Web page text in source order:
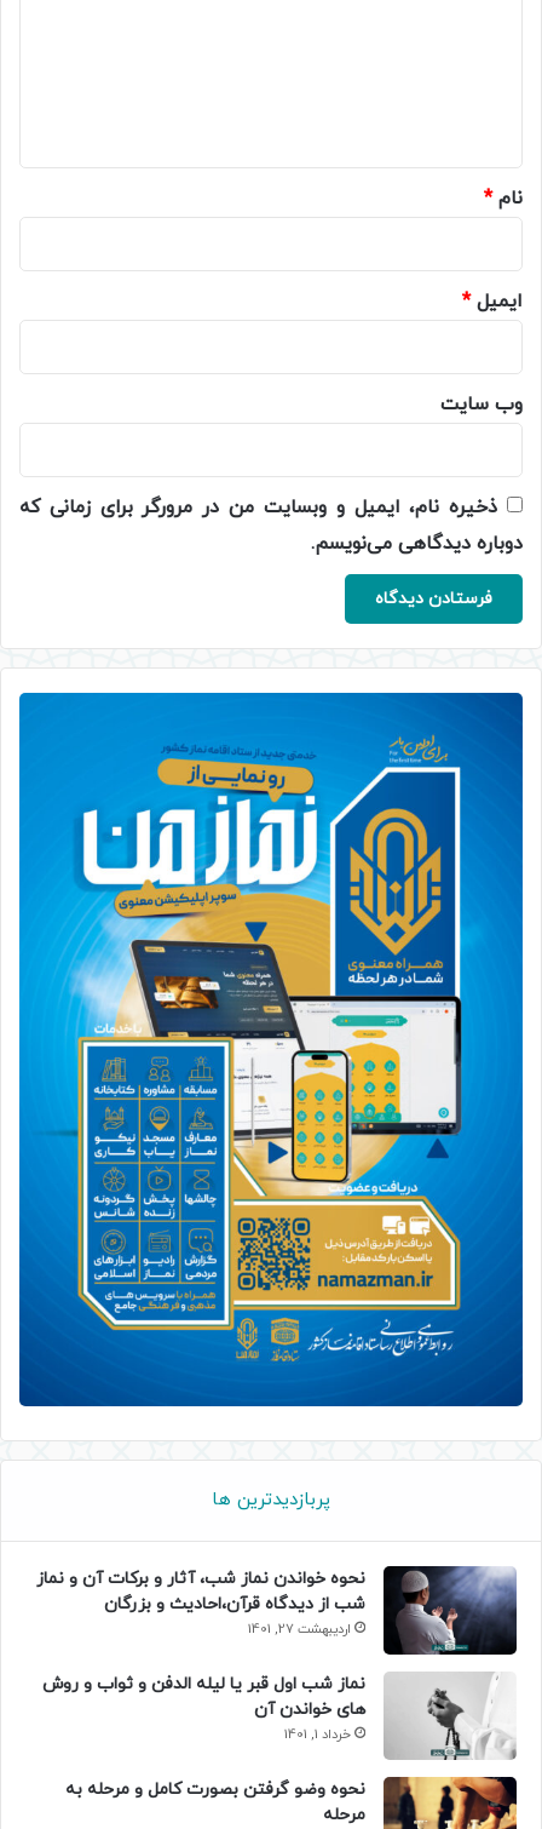
نام*
ایمیل*
وب‌ سایت
ذخیره نام، ایمیل و وبسایت من در مرورگر برای زمانی که
دوباره دیدگاهی می‌نویسم.
پربازدیدترین ها
نحوه خواندن نماز شب، آثار و برکات آن و نماز
شب از دیدگاه قرآن،احادیث و بزرگان
اردیبهشت 27, 1401
نماز شب اول قبر یا لیله الدفن و ثواب و روش
های خواندن آن
خرداد 1, 1401
نحوه وضو گرفتن بصورت کامل و مرحله به
مرحله